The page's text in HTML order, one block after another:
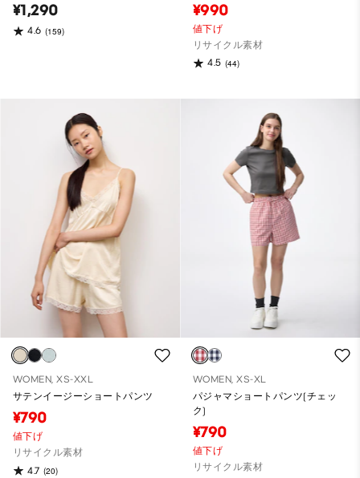
¥1,290
4.6 (159)
¥990
値下げ
リサイクル素材
4.5 (44)
WOMEN, XS-XXL
サテンイージーショートパンツ
¥790
値下げ
リサイクル素材
4.7 (20)
WOMEN, XS-XL
パジャマショートパンツ(チェッ
ク)
¥790
値下げ
リサイクル素材